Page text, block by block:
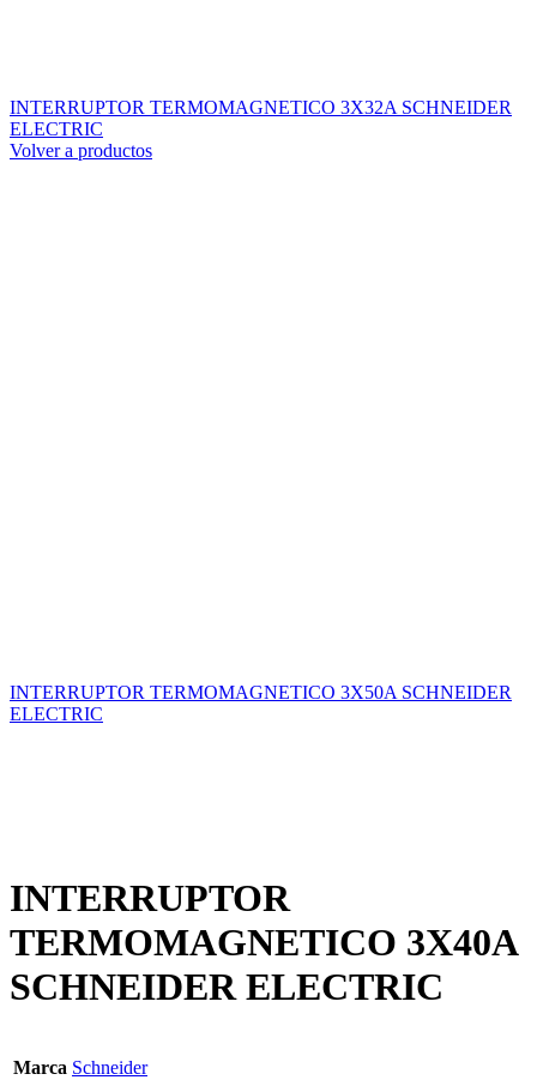
INTERRUPTOR TERMOMAGNETICO 3X32A SCHNEIDER
ELECTRIC
Volver a productos
INTERRUPTOR TERMOMAGNETICO 3X50A SCHNEIDER
ELECTRIC
INTERRUPTOR
TERMOMAGNETICO 3X40A
SCHNEIDER ELECTRIC
Marca Schneider